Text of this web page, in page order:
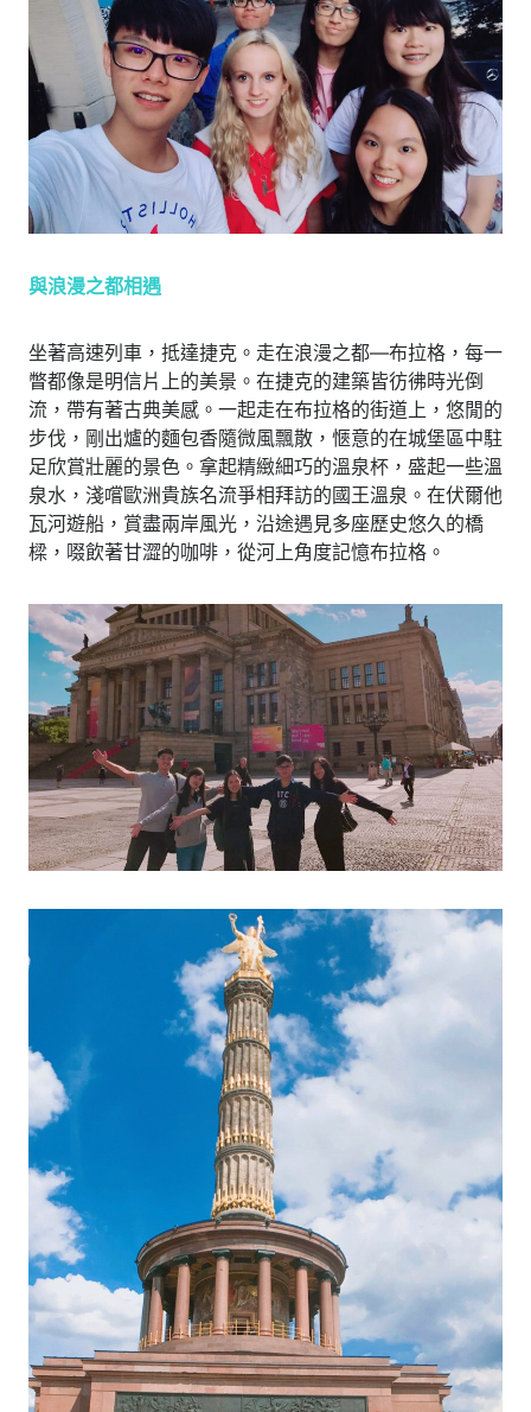
與浪漫之都相遇
坐著高速列車，抵達捷克。走在浪漫之都—布拉格，每一
瞥都像是明信片上的美景。在捷克的建築皆彷彿時光倒
流，帶有著古典美感。一起走在布拉格的街道上，悠閒的
步伐，剛出爐的麵包香隨微風飄散，愜意的在城堡區中駐
足欣賞壯麗的景色。拿起精緻細巧的溫泉杯，盛起一些溫
泉水，淺嚐歐洲貴族名流爭相拜訪的國王溫泉。在伏爾他
瓦河遊船，賞盡兩岸風光，沿途遇見多座歷史悠久的橋
樑，啜飲著甘澀的咖啡，從河上角度記憶布拉格。